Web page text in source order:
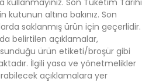
kullanmayınız. Son Tüketim Tarihi
kutunun altına bakınız. Son
saklanmış ürün için geçerlidir.
belirtilen açıklamalar,
ürün etiketi/broşür gibi
İlgili yasa ve yönetmelikler
açıklamalara yer